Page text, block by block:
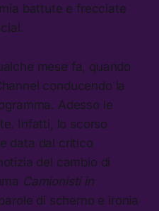
battute e frecciate
mese fa, quando
conducendo la
Adesso le
Infatti, lo scorso
data dal critico
del cambio di
Camionisti in
di scherno e ironia